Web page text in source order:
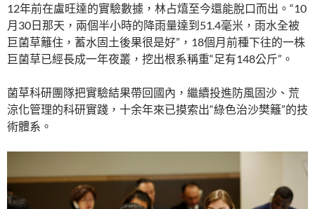
12年前在盧旺達的實驗數據，林占熺至今還能脫口而出。“10
月30日那天，兩個半小時的降雨量達到51.4毫米，雨水全被
巨菌草籬住，蓄水固土後果很是好”，18個月前種下往的一株
巨菌草已經長成一年夜叢，挖出根系稱重“足有148公斤”。
菌草科研團隊把實驗結果帶回國內，繼續投進防風固沙、荒
涼化管理的科研實踐，十余年來已摸索出“綠色治沙樊籬”的技
術體系。